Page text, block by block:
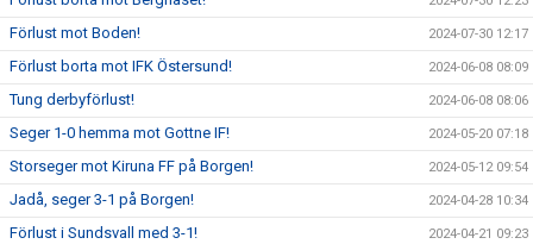
Förlust mot Boden! 2024-07-30 12:17
Förlust borta mot IFK Östersund! 2024-06-08 08:09
Tung derbyförlust! 2024-06-08 08:06
Seger 1-0 hemma mot Gottne IF! 2024-05-20 07:18
Storseger mot Kiruna FF på Borgen! 2024-05-12 09:54
Jadå, seger 3-1 på Borgen! 2024-04-28 10:34
Förlust i Sundsvall med 3-1! 2024-04-21 09:23